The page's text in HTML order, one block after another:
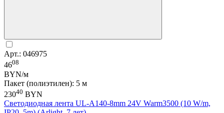
Арт.: 046975
4608
BYN/м
Пакет (полиэтилен): 5 м
23040 BYN
Светодиодная лента UL-A140-8mm 24V Warm3500 (10 W/m,